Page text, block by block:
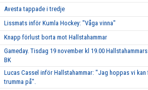
Avesta tappade i tredje
Lissmats inför Kumla Hockey: "Våga vinna"
Knapp förlust borta mot Hallstahammar
Gameday. Tisdag 19 november kl 19.00
BK
Lucas Cassel inför Hallstahammar: "Jag hoppas vi
trumma på".